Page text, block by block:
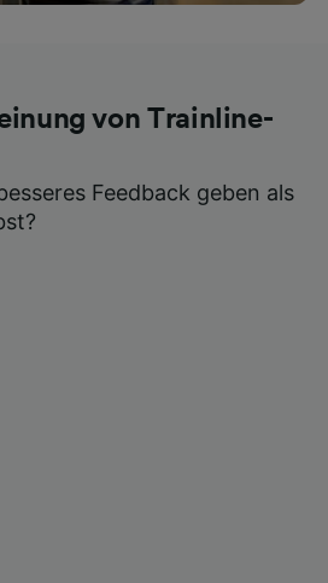
von Trainline-
Feedback geben als